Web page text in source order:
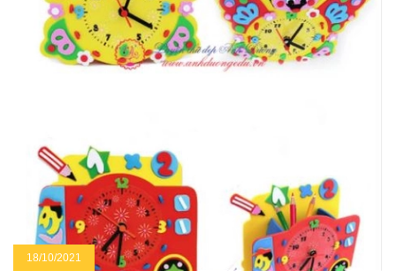
18/10/2021